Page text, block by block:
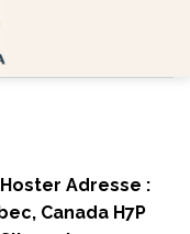
Adresse :
Canada H7P